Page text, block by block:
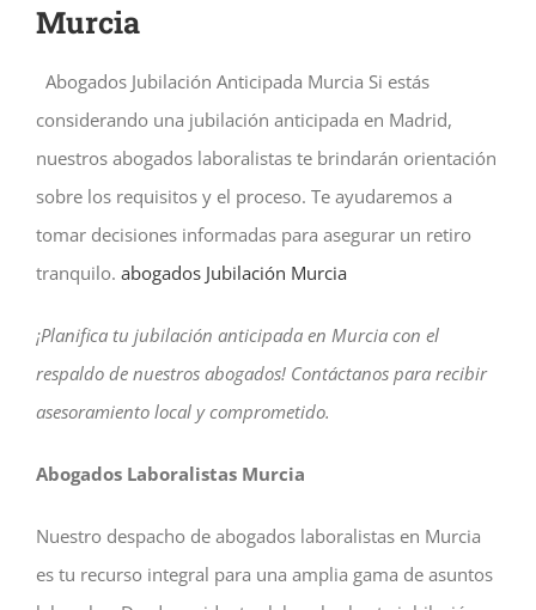
Murcia
Abogados Jubilación Anticipada Murcia Si estás
considerando una jubilación anticipada en Madrid,
nuestros abogados laboralistas te brindarán orientación
sobre los requisitos y el proceso. Te ayudaremos a
tomar decisiones informadas para asegurar un retiro
tranquilo. abogados Jubilación Murcia
¡Planifica tu jubilación anticipada en Murcia con el
respaldo de nuestros abogados! Contáctanos para recibir
asesoramiento local y comprometido.
Abogados Laboralistas Murcia
Nuestro despacho de abogados laboralistas en Murcia
es tu recurso integral para una amplia gama de asuntos